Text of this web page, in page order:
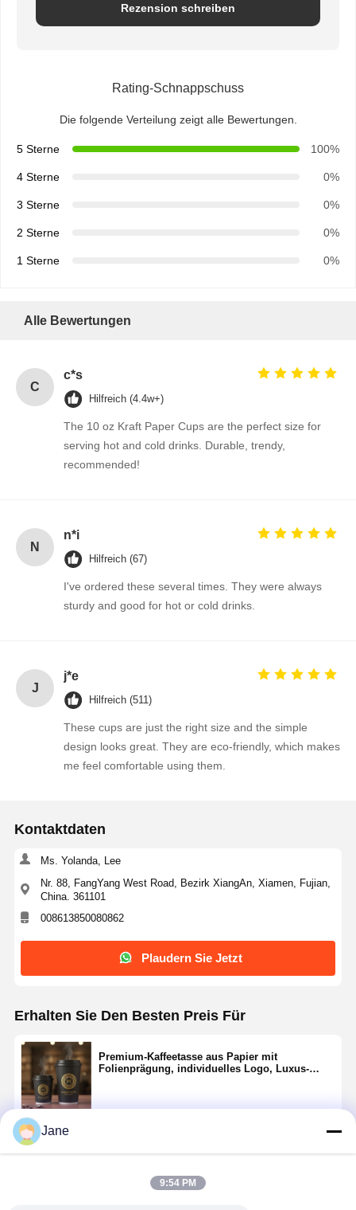
Rezension schreiben
Rating-Schnappschuss
Die folgende Verteilung zeigt alle Bewertungen.
5 Sterne 100%
4 Sterne 0%
3 Sterne 0%
2 Sterne 0%
1 Sterne 0%
Alle Bewertungen
C
c*s
Hilfreich (4.4w+)
The 10 oz Kraft Paper Cups are the perfect size for
serving hot and cold drinks. Durable, trendy,
recommended!
N
n*i
Hilfreich (67)
I've ordered these several times. They were always
sturdy and good for hot or cold drinks.
J
j*e
Hilfreich (511)
These cups are just the right size and the simple
design looks great. They are eco-friendly, which makes
me feel comfortable using them.
Kontaktdaten
Ms. Yolanda, Lee
Nr. 88, FangYang West Road, Bezirk XiangAn, Xiamen, Fujian,
China. 361101
008613850080862
Plaudern Sie Jetzt
Erhalten Sie Den Besten Preis Für
Premium-Kaffeetasse aus Papier mit
Folienprägung, individuelles Logo, Luxus-
Empfohlene Produkte
Jane
9:54 PM